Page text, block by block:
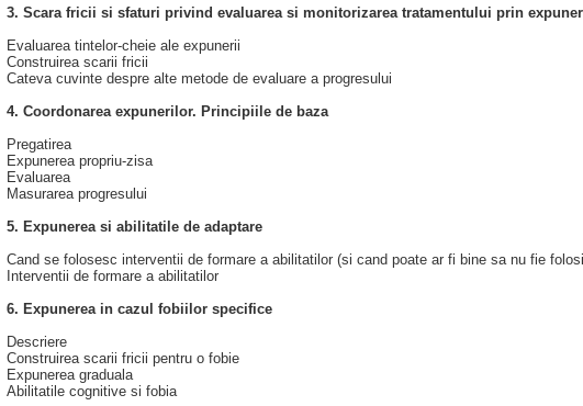
3. Scara fricii si sfaturi privind evaluarea si monitorizarea tratamentului prin
Evaluarea tintelor-cheie ale expunerii
Construirea scarii fricii
Cateva cuvinte despre alte metode de evaluare a progresului
4. Coordonarea expunerilor. Principiile de baza
Pregatirea
Expunerea propriu-zisa
Evaluarea
Masurarea progresului
5. Expunerea si abilitatile de adaptare
Cand se folosesc interventii de formare a abilitatilor (si cand poate ar fi bine sa nu fie
Interventii de formare a abilitatilor
6. Expunerea in cazul fobiilor specifice
Descriere
Construirea scarii fricii pentru o fobie
Expunerea graduala
Abilitatile cognitive si fobia